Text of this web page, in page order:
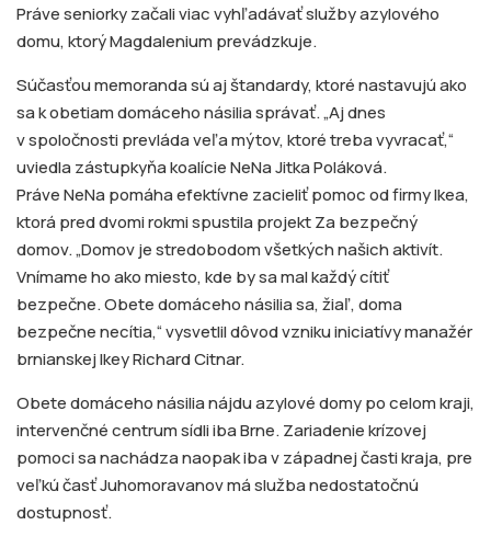
Práve seniorky začali viac vyhľadávať služby azylového
domu, ktorý Magdalenium prevádzkuje.
Súčasťou memoranda sú aj štandardy, ktoré nastavujú ako
sa k obetiam domáceho násilia správať. „Aj dnes
v spoločnosti prevláda veľa mýtov, ktoré treba vyvracať,“
uviedla zástupkyňa koalície NeNa Jitka Poláková.
Práve NeNa pomáha efektívne zacieliť pomoc od firmy Ikea,
ktorá pred dvomi rokmi spustila projekt Za bezpečný
domov. „Domov je stredobodom všetkých našich aktivít.
Vnímame ho ako miesto, kde by sa mal každý cítiť
bezpečne. Obete domáceho násilia sa, žiaľ, doma
bezpečne necítia,“ vysvetlil dôvod vzniku iniciatívy manažér
brnianskej Ikey Richard Citnar.
Obete domáceho násilia nájdu azylové domy po celom kraji,
intervenčné centrum sídli iba Brne. Zariadenie krízovej
pomoci sa nachádza naopak iba v západnej časti kraja, pre
veľkú časť Juhomoravanov má služba nedostatočnú
dostupnosť.